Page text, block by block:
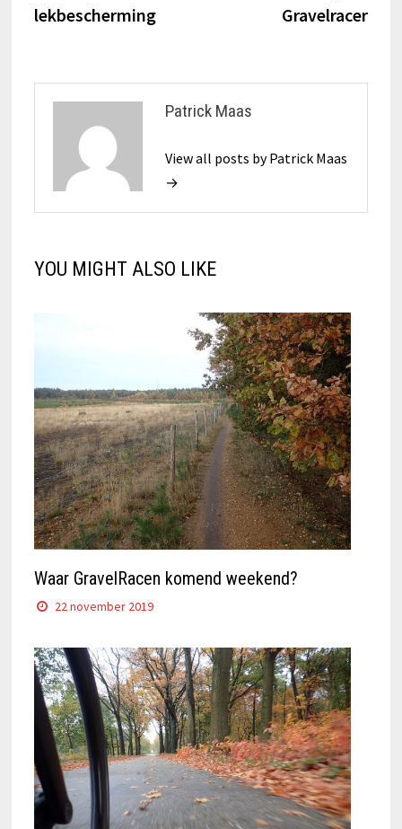
lekbescherming
Gravelracer
Patrick Maas
View all posts by Patrick Maas
→
YOU MIGHT ALSO LIKE
Waar GravelRacen komend weekend?
22 november 2019